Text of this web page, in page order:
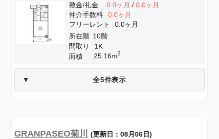
敷金/礼金 0.0ヶ月/ 0.0ヶ月
仲介手数料
0.0ヶ月
フリーレント
0.0ヶ月
所在階 10階
間取り
1K
面積
25.16m2
全5件表示
GRANPASEO菊川 (更新日：08月06日)